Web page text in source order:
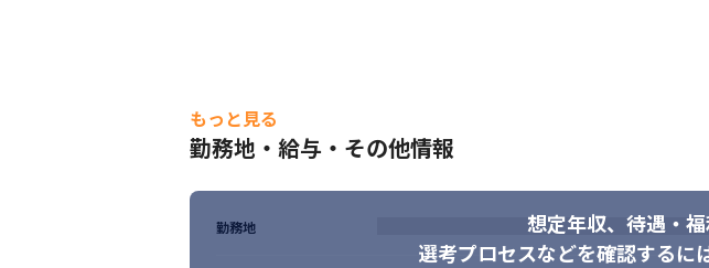
もっと見る
勤務地・給与・その他情報
想定年収、待遇・福
選考プロセスなどを確認するに
勤務地